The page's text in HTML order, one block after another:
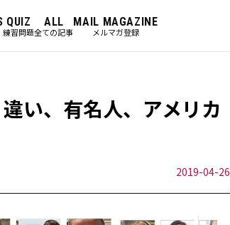
QUIZ
練習問題
ALL
全ての記事
MAIL MAGAZINE
メルマガ登録
い、有名人、アメリカ
2019-04-26